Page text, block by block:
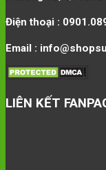
Điện thoại :
Email :
LIÊN KẾT